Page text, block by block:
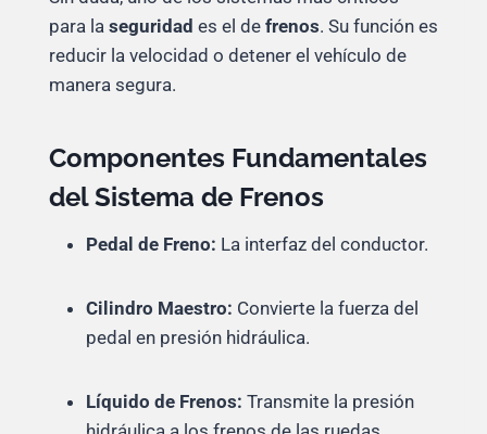
para la seguridad es el de frenos. Su función es
reducir la velocidad o detener el vehículo de
manera segura.
Componentes Fundamentales
del Sistema de Frenos
Pedal de Freno: La interfaz del conductor.
Cilindro Maestro: Convierte la fuerza del
pedal en presión hidráulica.
Líquido de Frenos: Transmite la presión